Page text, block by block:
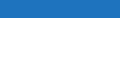
Sampah di PIK